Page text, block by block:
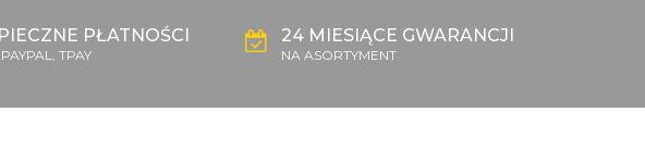
PŁATNOŚCI
TPAY
24 MIESIĄCE GWARANCJI
NA ASORTYMENT